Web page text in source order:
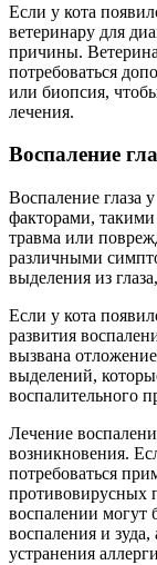
Если у кота
ветеринару для
причины.
потребоваться
или биопсия,
лечения.
Воспаление
Воспаление глаза
факторами,
травма или
различными
выделения из
Если у кота
развития
вызвана
выделений,
воспалительного
Лечение
возникновения.
потребоваться
противовирусных
воспалении могут
воспаления и
устранения